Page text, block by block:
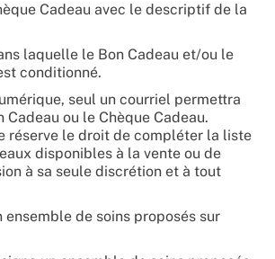
Cadeau avec le descriptif de la
laquelle le Bon Cadeau et/ou le
conditionné.
seul un courriel permettra
Cadeau ou le Chèque Cadeau.
réserve le droit de compléter la liste
disponibles à la vente ou de
à sa seule discrétion et à tout
ensemble de soins proposés sur